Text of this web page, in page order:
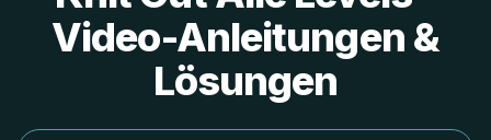
Video-Anleitungen &
Lösungen